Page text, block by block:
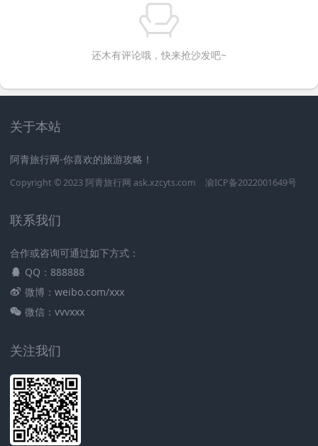
还木有评论哦，快来抢沙发吧~
关于本站
阿青旅行网-你喜欢的旅游攻略！
Copyright © 2023 阿青旅行网 ask.xzcyts.com 渝ICP备2022001649号
联系我们
合作或咨询可通过如下方式：
QQ：888888
微博：weibo.com/xxx
微信：vvvxxx
关注我们